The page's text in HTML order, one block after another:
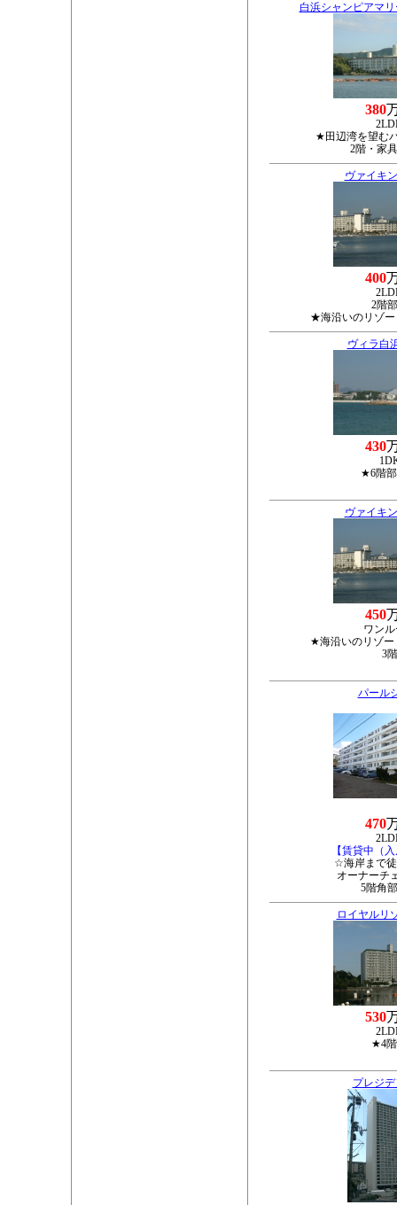
白浜シャンピアマ
380
★田辺湾を望む
2階・家
ヴァイキ
400
2階
★海沿いのリゾ
ヴィラ白
430
★6階
ヴァイキ
450
ワン
★海沿いのリゾ
3階
パール
470
【賃貸中（
☆海岸まで
オーナーチ
5階角
ロイヤルリ
530
★4
プレジ